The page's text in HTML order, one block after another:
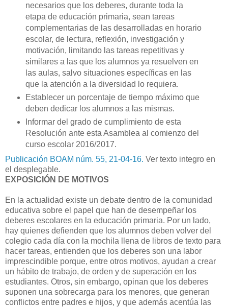
necesarios que los deberes, durante toda la
etapa de educación primaria, sean tareas
complementarias de las desarrolladas en horario
escolar, de lectura, reflexión, investigación y
motivación, limitando las tareas repetitivas y
similares a las que los alumnos ya resuelven en
las aulas, salvo situaciones específicas en las
que la atención a la diversidad lo requiera.
Establecer un porcentaje de tiempo máximo que
deben dedicar los alumnos a las mismas.
Informar del grado de cumplimiento de esta
Resolución ante esta Asamblea al comienzo del
curso escolar 2016/2017.
Publicación BOAM núm. 55, 21-04-16. Ver texto integro en
el desplegable.
EXPOSICIÓN DE MOTIVOS
En la actualidad existe un debate dentro de la comunidad
educativa sobre el papel que han de desempeñar los
deberes escolares en la educación primaria. Por un lado,
hay quienes defienden que los alumnos deben volver del
colegio cada día con la mochila llena de libros de texto para
hacer tareas, entienden que los deberes son una labor
imprescindible porque, entre otros motivos, ayudan a crear
un hábito de trabajo, de orden y de superación en los
estudiantes. Otros, sin embargo, opinan que los deberes
suponen una sobrecarga para los menores, que generan
conflictos entre padres e hijos, y que además acentúa las